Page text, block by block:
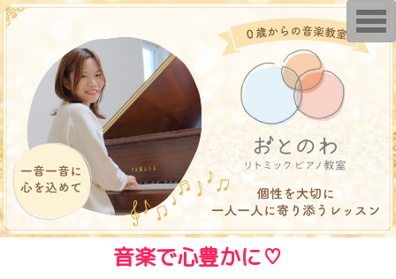
音楽で心豊かに♡
T
o
g
a
n